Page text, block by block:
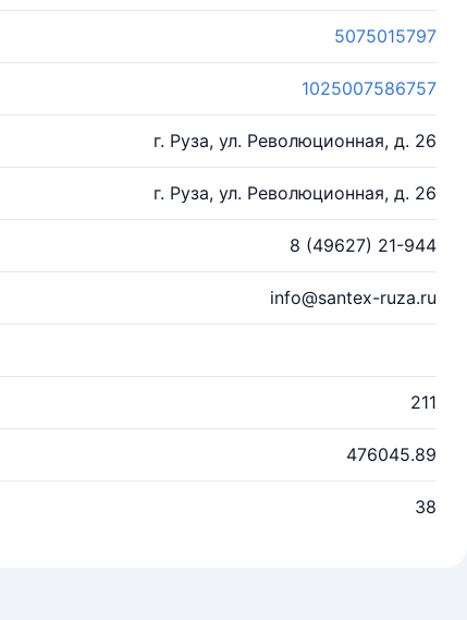
5075015797
1025007586757
г. Руза, ул. Революционная, д. 26
г. Руза, ул. Революционная, д. 26
8 (49627) 21-944
info@santex-ruza.ru
211
476045.89
38